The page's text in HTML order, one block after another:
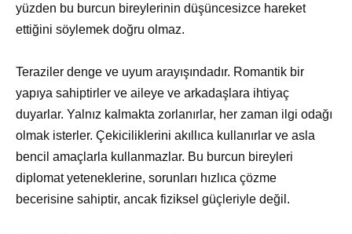
yüzden bu burcun bireylerinin düşüncesizce hareket
ettiğini söylemek doğru olmaz.
Teraziler denge ve uyum arayışındadır. Romantik bir
yapıya sahiptirler ve aileye ve arkadaşlara ihtiyaç
duyarlar. Yalnız kalmakta zorlanırlar, her zaman ilgi odağı
olmak isterler. Çekiciliklerini akıllıca kullanırlar ve asla
bencil amaçlarla kullanmazlar. Bu burcun bireyleri
diplomat yeteneklerine, sorunları hızlıca çözme
becerisine sahiptir, ancak fiziksel güçleriyle değil.